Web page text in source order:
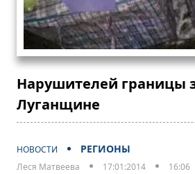
Нарушителей границы
Луганщине
НОВОСТИ РЕГИОНЫ
Леся Матвеева 17:01:2014 16:06